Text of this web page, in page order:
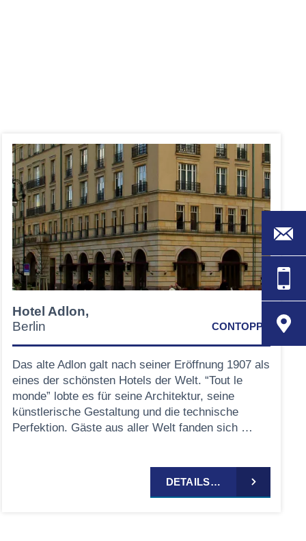
Hotel Adlon,
Berlin
CONTOPP®
Das alte Adlon galt nach seiner Eröffnung 1907 als
eines der schönsten Hotels der Welt. “Tout le
monde” lobte es für seine Architektur, seine
künstlerische Gestaltung und die technische
Perfektion. Gäste aus aller Welt fanden sich …
DETAILS…